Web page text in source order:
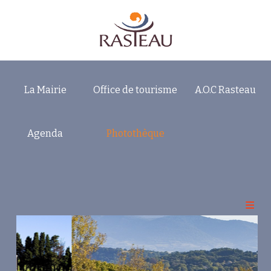
La Mairie Office de tourisme A.O.C Rasteau
Agenda Photothèque
Accueil
Cabanons et Puits